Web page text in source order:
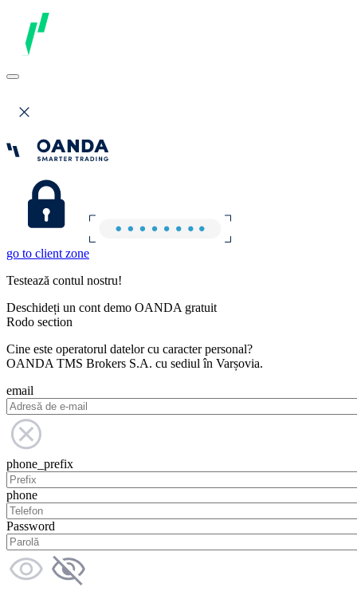
go to client zone
Testează contul nostru!
Deschideți un cont demo OANDA gratuit
Rodo section
Cine este operatorul datelor cu caracter personal?
OANDA TMS Brokers S.A. cu sediul în Varșovia.
email
phone_prefix
phone
Password